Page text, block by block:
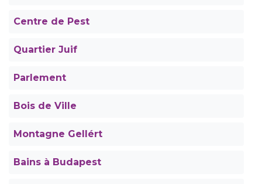
Centre de Pest
Quartier Juif
Parlement
Bois de Ville
Montagne Gellért
Bains à Budapest